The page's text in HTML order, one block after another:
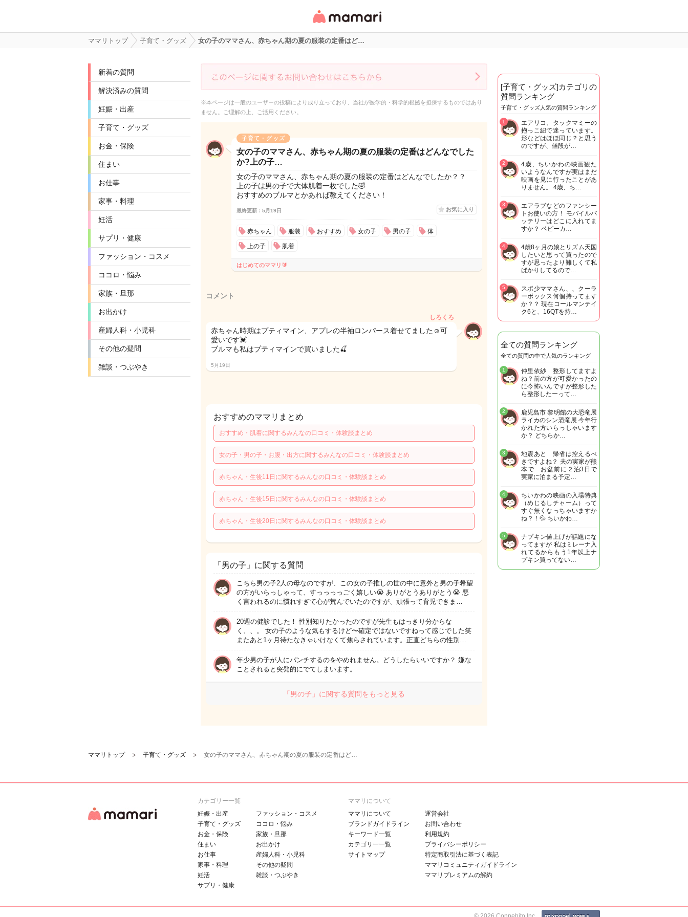
リ・情報サイト
ママリトップ 子育て・グッズ 女の子のママさん、赤ちゃん期の夏の服装の定番はど…
新着の質問
解決済みの質問
妊娠・出産
子育て・グッズ
お金・保険
住まい
お仕事
家事・料理
妊活
サプリ・健康
ファッション・コスメ
ココロ・悩み
家族・旦那
お出かけ
産婦人科・小児科
その他の疑問
雑談・つぶやき
※本ページは一般のユーザーの投稿により成り立っており、当社が医学的・科学的根拠を担保するものではあり
ません。ご理解の上、ご活用ください。
子育て・グッズ
女の子のママさん、赤ちゃん期の夏の服装の定番はどんなでした
か?上の子…
女の子のママさん、赤ちゃん期の夏の服装の定番はどんなでしたか？？
上の子は男の子で大体肌着一枚でした🤣
おすすめのブルマとかあれば教えてください！
最終更新：5月19日 お気に入り
赤ちゃん 服装 おすすめ 女の子 男の子 体
上の子 肌着
はじめてのママリ🔰
コメント
しろくろ
赤ちゃん時期はプティマイン、アプレの半袖ロンパース着せてました☺️可
愛いです💓
ブルマも私はプティマインで買いました🍒
5月19日
おすすめのママリまとめ
おすすめ・肌着に関するみんなの口コミ・体験談まとめ
女の子・男の子・お腹・出方に関するみんなの口コミ・体験談まとめ
赤ちゃん・生後11日に関するみんなの口コミ・体験談まとめ
赤ちゃん・生後15日に関するみんなの口コミ・体験談まとめ
赤ちゃん・生後20日に関するみんなの口コミ・体験談まとめ
「男の子」に関する質問
こちら男の子2人の母なのですが、この女の子推しの世の中に意外と男の子希望
の方がいらっしゃって、すっっっっごく嬉しい😭 ありがとうありがとう😭 悪
く言われるのに慣れすぎて心が荒んでいたのですが、頑張って育児できま…
20週の健診でした！ 性別知りたかったのですが先生もはっきり分からな
く、、。 女の子のような気もするけど〜確定ではないですねって感じでした笑
またあと1ヶ月待たなきゃいけなくて焦らされています。正直どちらの性別…
年少男の子が人にパンチするのをやめれません。どうしたらいいですか？ 嫌な
ことされると突発的にでてしまいます。
「男の子」に関する質問をもっと見る
[子育て・グッズ]カテゴリの
質問ランキング
子育て・グッズ人気の質問ランキング
エアリコ、タックマミーの
抱っこ紐で迷っています。
形などはほほ同じ？と思う
のですが、値段が…
1
4歳、ちいかわの映画観た
いようなんですが実はまだ
映画を見に行ったことがあ
りません。 4歳、ち…
2
エアラブなどのファンシー
トお使いの方！ モバイルバ
ッテリーはどこに入れてま
すか？ ベビーカ…
3
4歳8ヶ月の娘とリズム天国
したいと思って買ったので
すが思ったより難しくて私
ばかりしてるので…
4
スポ少ママさん、、クーラ
ーボックス何個持ってます
か？？ 現在コールマンテイ
ク6と、16QTを持…
5
全ての質問ランキング
全ての質問の中で人気のランキング
仲里依紗 整形してますよ
ね？前の方が可愛かったの
に今怖いんですが整形した
ら整形したーって…
1
鹿児島市 黎明館の大恐竜展
ライカのシン恐竜展 今年行
かれた方いらっしゃいます
か？ どちらか…
2
地震あと 帰省は控えるべ
きですよね？ 夫の実家が熊
本で お盆前に２泊3日で
実家に泊まる予定…
3
ちいかわの映画の入場特典
（めじるしチャーム）って
すぐ無くなっちゃいますか
ね？！💦 ちいかわ…
4
ナプキン値上げが話題にな
ってますが 私はミレーナ入
れてるからもう1年以上ナ
プキン買ってない…
5
ママリトップ 子育て・グッズ 女の子のママさん、赤ちゃん期の夏の服装の定番はど…
カテゴリー一覧
妊娠・出産
子育て・グッズ
お金・保険
住まい
お仕事
家事・料理
妊活
サプリ・健康
ファッション・コスメ
ココロ・悩み
家族・旦那
お出かけ
産婦人科・小児科
その他の疑問
雑談・つぶやき
ママリについて
ママリについて
ブランドガイドライン
キーワード一覧
カテゴリ一一覧
サイトマップ
運営会社
お問い合わせ
利用規約
プライバシーポリシー
特定商取引法に基づく表記
ママリコミュニティガイドライン
ママリプレミアムの解約